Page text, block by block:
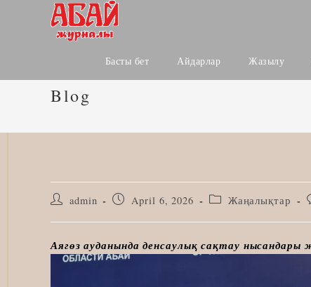
Басты бет
Айдарлар Жазылу
Blog
Post admin
Post April 6, 2026
Post Жаңалықтар
Аягөз ауданында денсаулық сақтау